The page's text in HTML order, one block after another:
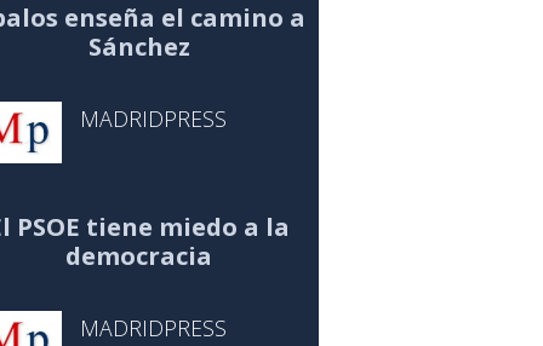
enseña el camino a
Sánchez
MADRIDPRESS
PSOE tiene miedo a la
democracia
MADRIDPRESS